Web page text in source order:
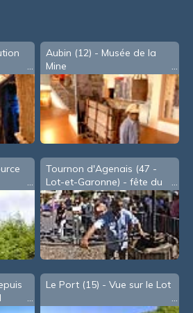
Aubin (12) - Musée de la
Mine
Tournon d'Agenais (47 -
Lot-et-Garonne) - fête du
Cidre, en Août
Le Port (15) - Vue sur le Lot